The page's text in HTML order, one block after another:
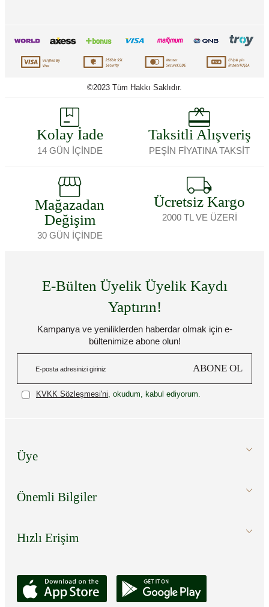
©2023 Tüm Hakkı Saklıdır.
Kolay İade
14 GÜN İÇİNDE
Taksitli Alışveriş
PEŞİN FİYATINA TAKSİT
Mağazadan
Değişim
30 GÜN İÇİNDE
Ücretsiz Kargo
2000 TL VE ÜZERİ
E-Bülten Üyelik Üyelik Kaydı
Yaptırın!
Kampanya ve yeniliklerden haberdar olmak için e-
bültenimize abone olun!
ABONE OL
KVKK Sözleşmesi'ni , okudum, kabul ediyorum.
Üye
Önemli Bilgiler
Hızlı Erişim